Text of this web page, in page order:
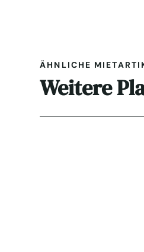
ÄHNLICHE
Weitere